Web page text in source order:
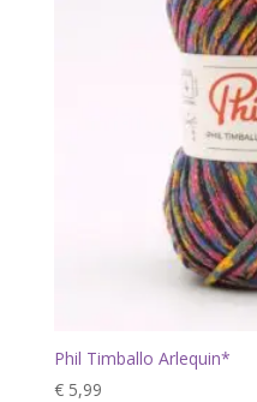
Phil Timballo Arlequin*
€5,99